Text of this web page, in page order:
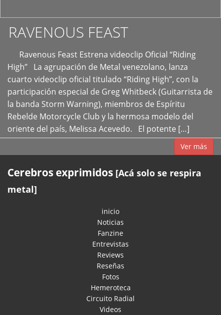
RAVENOUS FEAST
Ravenous Feast Estrena videoclip Oficial “Riding
High” La agrupación de Metal venezolano, lanza
cuarto videoclip oficial titulado “Riding High”, con la
participación especial de Greg Whitbeck (Guitarrista de
la banda Storm Warning), miembros de Espíritu
Rebelde Motorcycle Club y la hermosa modelo del
oriente del país, Melissa Acevedo. El potente […]
Ver más
Cerebros exprimidos [Acá solo se respira
metal]
inicio
Noticias
Fanzine
Entrevistas
Reviews
Reseñas
Fotos
Hemeroteca
Circuito Radial
Videos